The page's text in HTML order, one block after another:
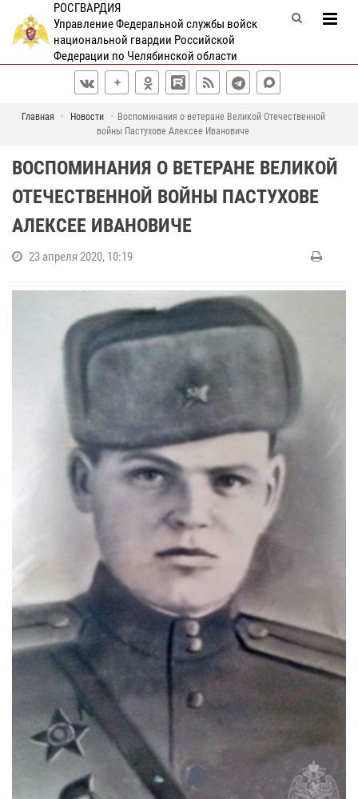
РОСГВАРДИЯ
Управление Федеральной службы войск
национальной гвардии Российской
Федерации по Челябинской области
Главная Новости
Воспоминания о ветеране Великой Отечественной
войны Пастухове Алексее Ивановиче
ВОСПОМИНАНИЯ О ВЕТЕРАНЕ ВЕЛИКОЙ
ОТЕЧЕСТВЕННОЙ ВОЙНЫ ПАСТУХОВЕ
АЛЕКСЕЕ ИВАНОВИЧЕ
23 апреля 2020, 10:19